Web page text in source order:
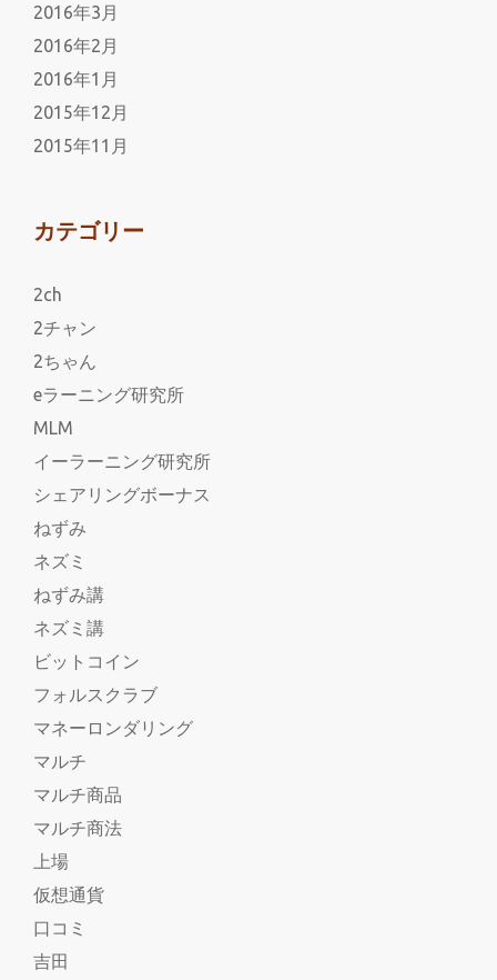
2016年3月
2016年2月
2016年1月
2015年12月
2015年11月
カテゴリー
2ch
2チャン
2ちゃん
eラーニング研究所
MLM
イーラーニング研究所
シェアリングボーナス
ねずみ
ネズミ
ねずみ講
ネズミ講
ビットコイン
フォルスクラブ
マネーロンダリング
マルチ
マルチ商品
マルチ商法
上場
仮想通貨
口コミ
吉田